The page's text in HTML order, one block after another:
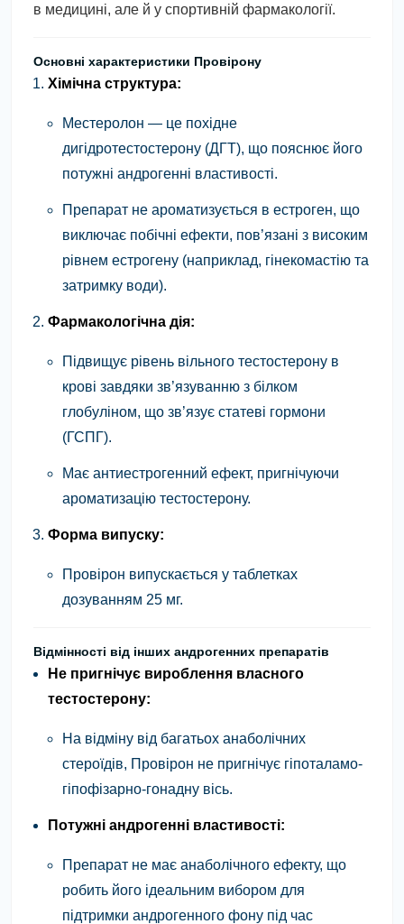
в медицині, але й у спортивній фармакології.
Основні характеристики Провірону
Хімічна структура:
Местеролон — це похідне
дигідротестостерону (ДГТ), що пояснює його
потужні андрогенні властивості.
Препарат не ароматизується в естроген, що
виключає побічні ефекти, пов’язані з високим
рівнем естрогену (наприклад, гінекомастію та
затримку води).
Фармакологічна дія:
Підвищує рівень вільного тестостерону в
крові завдяки зв’язуванню з білком
глобуліном, що зв’язує статеві гормони
(ГСПГ).
Має антиестрогенний ефект, пригнічуючи
ароматизацію тестостерону.
Форма випуску:
Провірон випускається у таблетках
дозуванням 25 мг.
Відмінності від інших андрогенних препаратів
Не пригнічує вироблення власного
тестостерону:
На відміну від багатьох анаболічних
стероїдів, Провірон не пригнічує гіпоталамо-
гіпофізарно-гонадну вісь.
Потужні андрогенні властивості:
Препарат не має анаболічного ефекту, що
робить його ідеальним вибором для
підтримки андрогенного фону під час